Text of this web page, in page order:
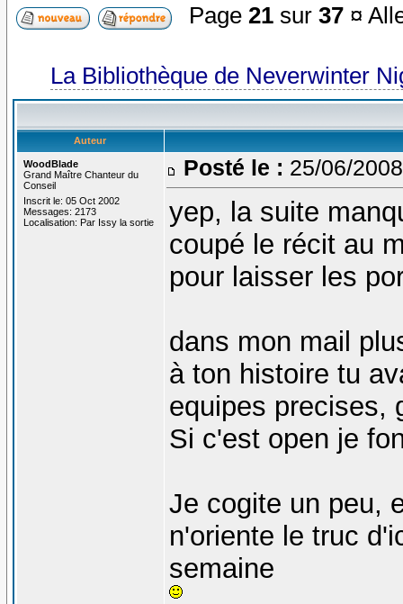
Page21 sur37 ¤
La Bibliothèque de Neverwinter
Auteur
WoodBlade
Grand Maître Chanteur du
Conseil
Inscrit le: 05 Oct 2002
Messages: 2173
Localisation: Par Issy la sortie
Posté le : 25/06/
yep, la suite
coupé le récit au
pour laisser les
dans mon mail
à ton histoire tu
equipes precises,
Si c'est open je
Je cogite un peu,
n'oriente le truc
semaine